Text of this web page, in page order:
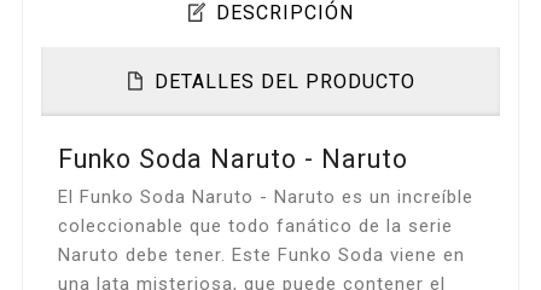
DESCRIPCIÓN
DETALLES DEL PRODUCTO
Funko Soda Naruto - Naruto
El Funko Soda Naruto - Naruto es un increíble
coleccionable que todo fanático de la serie
Naruto debe tener. Este Funko Soda viene en
una lata misteriosa, que puede contener el